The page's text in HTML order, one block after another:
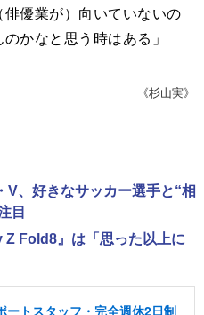
優業が）向いていないの
かなと思う時はある」
《杉山実》
V、好きなサッカー選手と“相
目
Fold8』は「思った以上に
ートスタッフ・完全週休2日制